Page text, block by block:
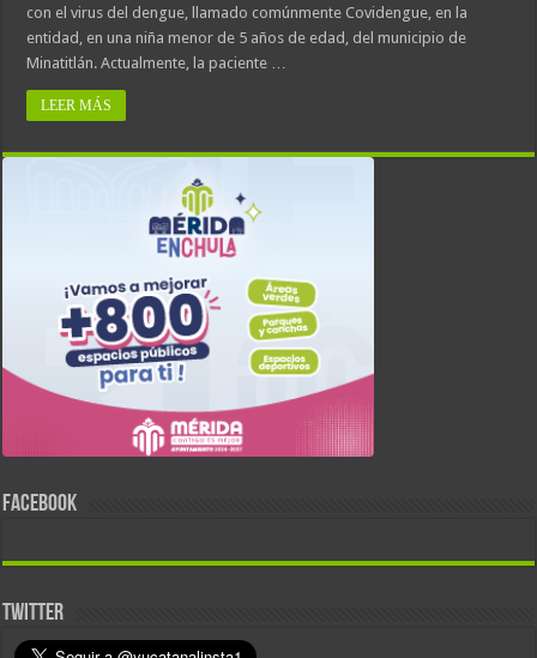
con el virus del dengue, llamado comúnmente Covidengue, en la
entidad, en una niña menor de 5 años de edad, del municipio de
Minatitlán. Actualmente, la paciente …
LEER MÁS
FACEBOOK
TWITTER